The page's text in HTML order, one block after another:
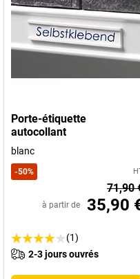
Porte-étiquette
autocollant
blanc
-50%
71,90
à partir de 35,90
(1)
2-3 jours ouvrés